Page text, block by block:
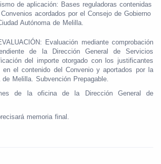
de aplicación: Bases reguladoras contenidas
acordados por el Consejo de Gobierno
Autónoma de Melilla.
Evaluación mediante comprobación
de la Dirección General de Servicios
del importe otorgado con los justificantes
el contenido del Convenio y aportados por la
Melilla. Subvención Prepagable.
de la oficina de la Dirección General de
memoria final.